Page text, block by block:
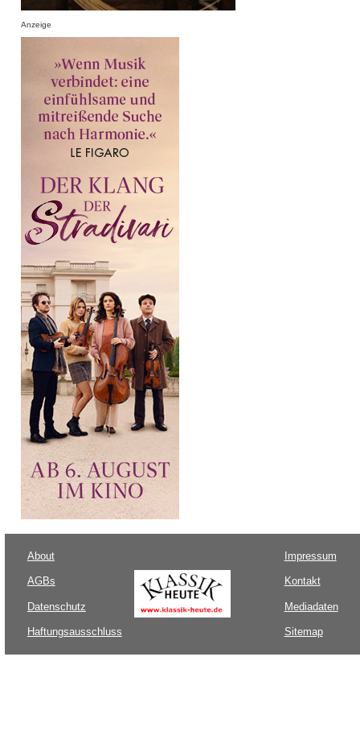
Anzeige
About
AGBs
Datenschutz
Haftungsausschluss
Impressum
Kontakt
Mediadaten
Sitemap